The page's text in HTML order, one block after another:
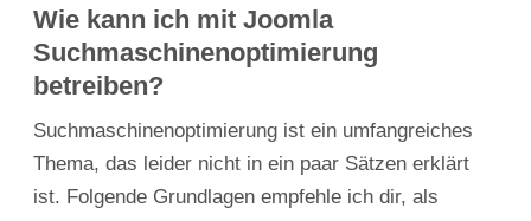
Wie kann ich mit Joomla
Suchmaschinenoptimierung
betreiben?
Suchmaschinenoptimierung ist ein umfangreiches
Thema, das leider nicht in ein paar Sätzen erklärt
ist. Folgende Grundlagen empfehle ich dir, als